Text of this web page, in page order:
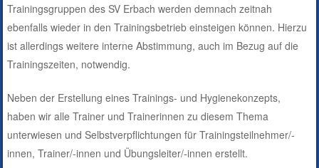
Trainingsgruppen des SV Erbach werden demnach zeitnah
ebenfalls wieder in den Trainingsbetrieb einsteigen können. Hierzu
ist allerdings weitere interne Abstimmung, auch im Bezug auf die
Trainingszeiten, notwendig.
Neben der Erstellung eines Trainings- und Hygienekonzepts,
haben wir alle Trainer und Trainerinnen zu diesem Thema
unterwiesen und Selbstverpflichtungen für Trainingsteilnehmer/-
innen, Trainer/-innen und Übungsleiter/-innen erstellt.